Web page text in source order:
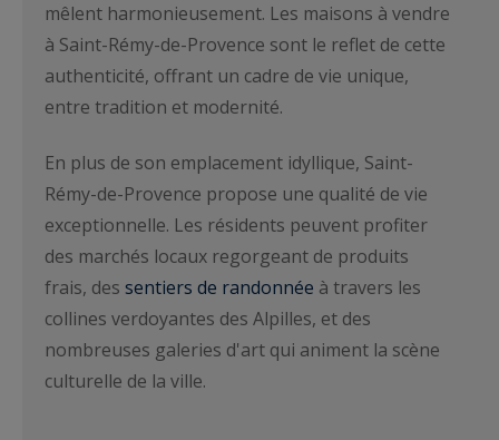
mêlent harmonieusement. Les maisons à vendre
à Saint-Rémy-de-Provence sont le reflet de cette
authenticité, offrant un cadre de vie unique,
entre tradition et modernité.
En plus de son emplacement idyllique, Saint-
Rémy-de-Provence propose une qualité de vie
exceptionnelle. Les résidents peuvent profiter
des marchés locaux regorgeant de produits
frais, des sentiers de randonnée à travers les
collines verdoyantes des Alpilles, et des
nombreuses galeries d'art qui animent la scène
culturelle de la ville.